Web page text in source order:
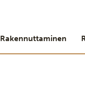
Rakennuttaminen